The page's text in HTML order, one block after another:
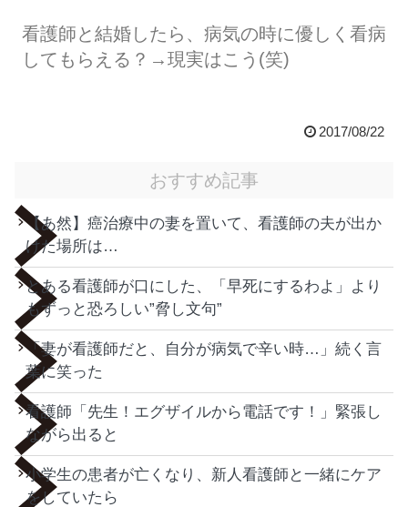
看護師と結婚したら、病気の時に優しく看病
してもらえる？→現実はこう(笑)
2017/08/22
おすすめ記事
【あ然】癌治療中の妻を置いて、看護師の夫が出か
けた場所は…
とある看護師が口にした、「早死にするわよ」より
もずっと恐ろしい”脅し文句”
「妻が看護師だと、自分が病気で辛い時…」続く言
葉に笑った
看護師「先生！エグザイルから電話です！」緊張し
ながら出ると
小学生の患者が亡くなり、新人看護師と一緒にケア
をしていたら